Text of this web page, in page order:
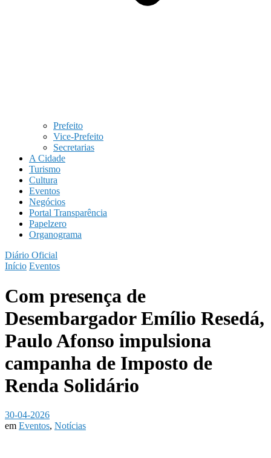
Prefeito
Vice-Prefeito
Secretarias
A Cidade
Turismo
Cultura
Eventos
Negócios
Portal Transparência
Papelzero
Organograma
Diário Oficial
Início Eventos
Com presença de
Desembargador Emílio Resedá,
Paulo Afonso impulsiona
campanha de Imposto de
Renda Solidário
30-04-2026
em Eventos, Notícias